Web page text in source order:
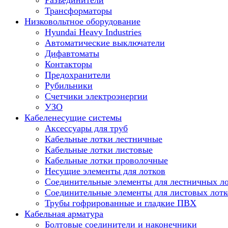
Трансформаторы
Низковольтное оборудование
Hyundai Heavy Industries
Автоматические выключатели
Дифавтоматы
Контакторы
Предохранители
Рубильники
Счетчики электроэнергии
УЗО
Кабеленесущие системы
Аксессуары для труб
Кабельные лотки лестничные
Кабельные лотки листовые
Кабельные лотки проволочные
Несущие элементы для лотков
Соединительные элементы для лестничных
Соединительные элементы для листовых
Трубы гофрированные и гладкие ПВХ
Кабельная арматура
Болтовые соединители и наконечники